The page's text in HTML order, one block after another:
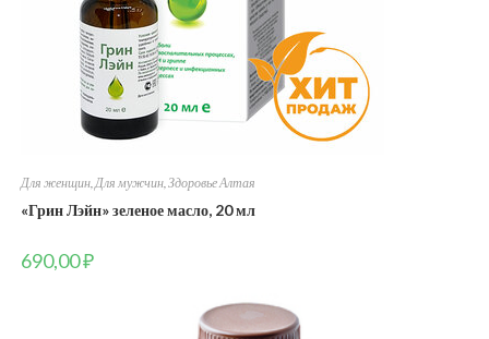
Для женщин, Для мужчин, Здоровье Алтая
«Грин Лэйн» зеленое масло, 20 мл
690,00₽